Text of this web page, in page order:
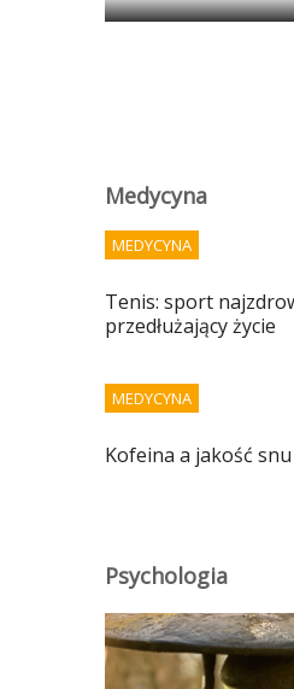
Medycyna
MEDYCYNA
Tenis: sport
przedłużający życie
MEDYCYNA
Kofeina a jakość snu
Psychologia